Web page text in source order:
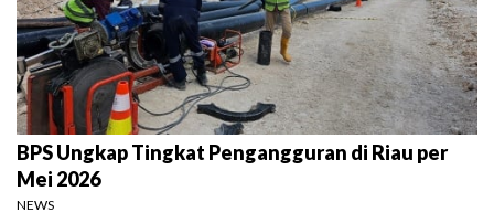
BPS Ungkap Tingkat Pengangguran di Riau per
Mei 2026
NEWS